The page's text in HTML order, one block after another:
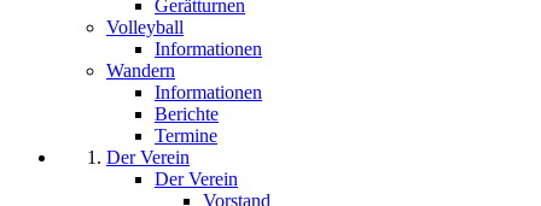
Gerätturnen
Volleyball
Informationen
Wandern
Informationen
Berichte
Termine
Der Verein
Der Verein
Vorstand